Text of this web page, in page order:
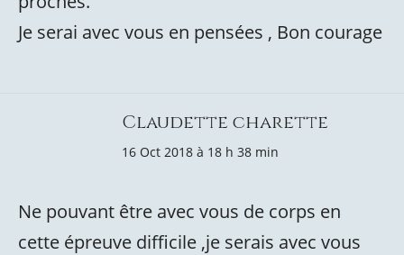
Je serai avec vous en pensées , Bon courage
Claudette charette
16 Oct 2018 à 18 h 38 min
Ne pouvant être avec vous de corps en
cette épreuve difficile ,je serais avec vous